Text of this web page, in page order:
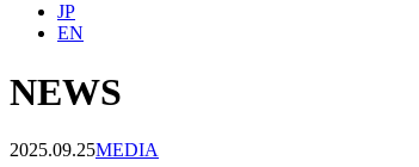
JP
EN
NEWS
2025.09.25MEDIA